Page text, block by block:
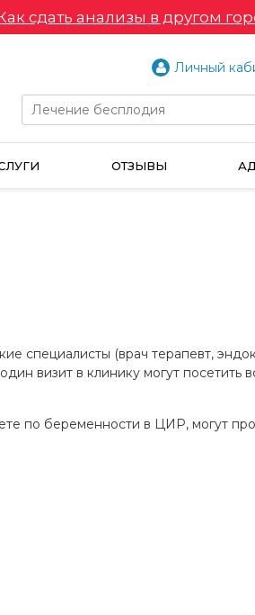
сдать анализы в другом
Личный
ОТЗЫВЫ
специалисты (врач терапевт,
визит в клинику могут
по беременности в ЦИР, могут